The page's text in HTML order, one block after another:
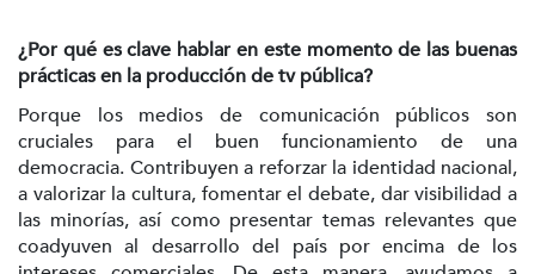
¿Por qué es clave hablar en este momento de las buenas
prácticas en la producción de tv pública?
Porque los medios de comunicación públicos son
cruciales para el buen funcionamiento de una
democracia. Contribuyen a reforzar la identidad nacional,
a valorizar la cultura, fomentar el debate, dar visibilidad a
las minorías, así como presentar temas relevantes que
coadyuven al desarrollo del país por encima de los